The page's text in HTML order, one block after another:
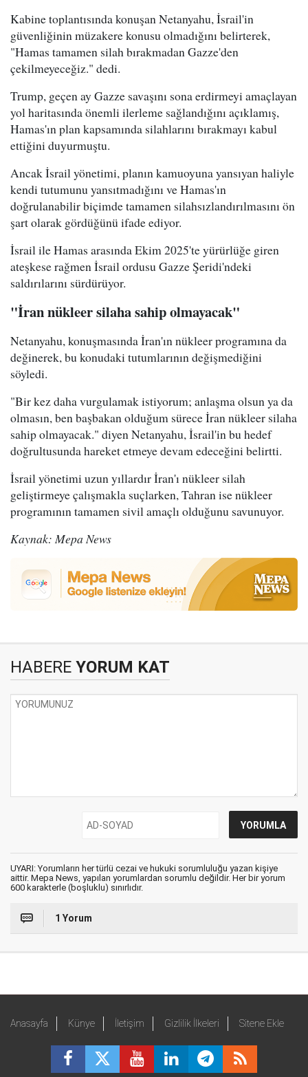
Kabine toplantısında konuşan Netanyahu, İsrail'in
güvenliğinin müzakere konusu olmadığını belirterek,
"Hamas tamamen silah bırakmadan Gazze'den
çekilmeyeceğiz." dedi.
Trump, geçen ay Gazze savaşını sona erdirmeyi amaçlayan
yol haritasında önemli ilerleme sağlandığını açıklamış,
Hamas'ın plan kapsamında silahlarını bırakmayı kabul
ettiğini duyurmuştu.
Ancak İsrail yönetimi, planın kamuoyuna yansıyan haliyle
kendi tutumunu yansıtmadığını ve Hamas'ın
doğrulanabilir biçimde tamamen silahsızlandırılmasını ön
şart olarak gördüğünü ifade ediyor.
İsrail ile Hamas arasında Ekim 2025'te yürürlüğe giren
ateşkese rağmen İsrail ordusu Gazze Şeridi'ndeki
saldırılarını sürdürüyor.
"İran nükleer silaha sahip olmayacak"
Netanyahu, konuşmasında İran'ın nükleer programına da
değinerek, bu konudaki tutumlarının değişmediğini
söyledi.
"Bir kez daha vurgulamak istiyorum; anlaşma olsun ya da
olmasın, ben başbakan olduğum sürece İran nükleer silaha
sahip olmayacak." diyen Netanyahu, İsrail'in bu hedef
doğrultusunda hareket etmeye devam edeceğini belirtti.
İsrail yönetimi uzun yıllardır İran'ı nükleer silah
geliştirmeye çalışmakla suçlarken, Tahran ise nükleer
programının tamamen sivil amaçlı olduğunu savunuyor.
Kaynak: Mepa News
HABERE YORUM KAT
UYARI: Yorumların her türlü cezai ve hukuki sorumluluğu yazan kişiye
aittir. Mepa News, yapılan yorumlardan sorumlu değildir. Her bir yorum
600 karakterle (boşluklu) sınırlıdır.
1 Yorum
Anasayfa Künye İletişim Gizlilik İlkeleri Sitene Ekle